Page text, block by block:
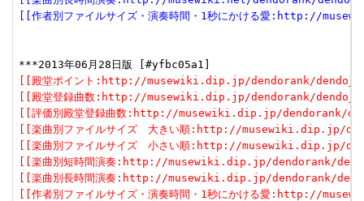
[[作者別ファイルサイズ・演奏時間・1秒にかける愛:http://
[[殿堂ポイント:http://musewiki.dip.jp/dendorank/
[[殿堂登録曲数:http://musewiki.dip.jp/dendorank/
[[評価別殿堂登録曲数:http://musewiki.dip.jp/dendorank/
[[楽曲別ファイルサイズ　大きい順:http://musewiki.dip.jp/
[[楽曲別ファイルサイズ　小さい順:http://musewiki.dip.jp/
[[楽曲別短時間演奏:http://musewiki.dip.jp/dendorank/
[[楽曲別長時間演奏:http://musewiki.dip.jp/dendorank/
[[作者別ファイルサイズ・演奏時間・1秒にかける愛:http://